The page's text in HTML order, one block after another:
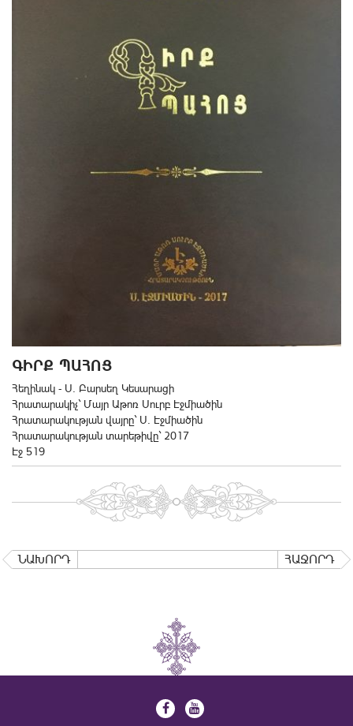
ԳԻՐՔ ՊԱՀՈՑ
Հեղինակ - Ս. Բարսեղ Կեսարացի
Հրատարակիչ` Մայր Աթոռ Սուրբ Էջմիածին
Հրատարակության վայրը` Ս. Էջմիածին
Հրատարակության տարեթիվը` 2017
Էջ 519
ՆԱԽՈՐԴ ՀԱՋՈՐԴ